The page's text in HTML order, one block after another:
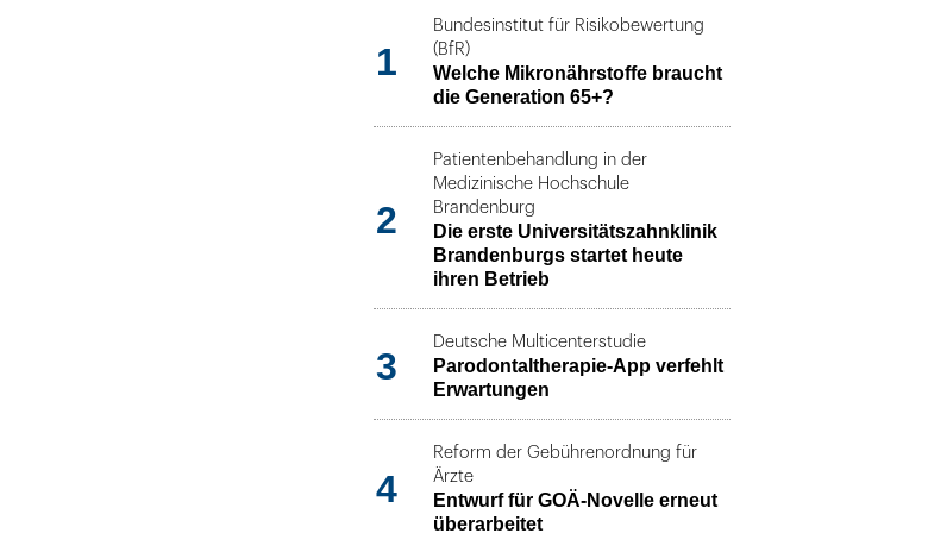
1
Bundesinstitut für Risikobewertung
(BfR)
Welche Mikronährstoffe braucht
die Generation 65+?
2
Patientenbehandlung in der
Medizinische Hochschule
Brandenburg
Die erste Universitätszahnklinik
Brandenburgs startet heute
ihren Betrieb
3
Deutsche Multicenterstudie
Parodontaltherapie-App verfehlt
Erwartungen
4
Reform der Gebührenordnung für
Ärzte
Entwurf für GOÄ-Novelle erneut
überarbeitet